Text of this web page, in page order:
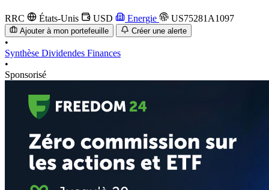
RRC États-Unis USD Energie US75281A1097
Ajouter à mon portefeuille Créer une alerte
•
Synthèse Dividendes Finances
•
Sponsorisé